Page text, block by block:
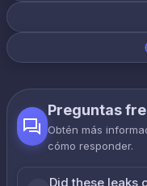
Preguntas
Obtén más
cómo responder.
Did these leaks